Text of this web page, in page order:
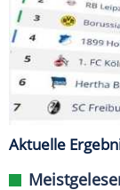
Aktuelle